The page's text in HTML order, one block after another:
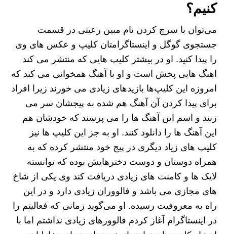
کنیم؟
می‌توان با سرچ کردن نام مبین رعیتی در قسمت
جستجوی گوگل و اینستاگرامتان کلیپ و عکس های وی
را پیدا کنید. او در بیشتر کلیپ هایی که منتشر می کند
اهنگ هایی پخش است و او با آهنگ همخوانی می کند که
امروزه این کلیپ‌ها بازیدهای زیادی می خورند زیرا افراد
برای پیدا کردن آن آهنگ هم شده به پیجشان سر می
زنند و اسم این آهنگ ها را می پرسند که خودشان هم
این آهنگ ها را دانلود کنند. او به جز این کلیپ ها نیز
کلیپ های زیاد دیگری در پیج خود منتشر کرده که به
همراه دوستان و دوست دخترهایش بوده که توانسته
لایک ها و کامنت های زیادی دریافت کند وی یکی از شاخ
های مجازی می باشد و فالووران زیادی دارد و در این
راه به معروفیت رسیده. او می‌گوید زمانی که فعالیتم را
در اینستاگرام آغاز کردم فالوورهای زیادی نداشتم اما با